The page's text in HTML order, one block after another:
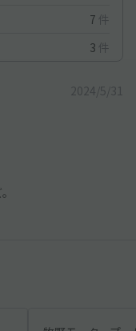
7 件
3 件
2024/5/31